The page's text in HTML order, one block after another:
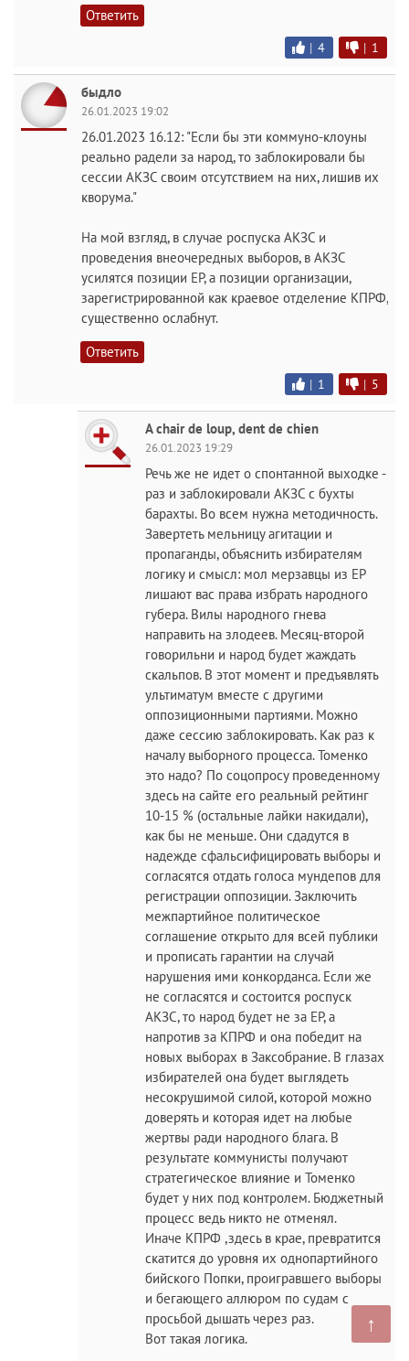
Ответить
| 4 | 1
быдло
26.01.2023 19:02
26.01.2023 16.12: "Если бы эти коммуно-клоуны
реально радели за народ, то заблокировали бы
сессии АКЗС своим отсутствием на них, лишив их
кворума."
На мой взгляд, в случае роспуска АКЗС и
проведения внеочередных выборов, в АКЗС
усилятся позиции ЕР, а позиции организации,
зарегистрированной как краевое отделение КПРФ,
существенно ослабнут.
Ответить
| 1 | 5
A chair de loup, dent de chien
26.01.2023 19:29
Речь же не идет о спонтанной выходке -
раз и заблокировали АКЗС с бухты
барахты. Во всем нужна методичность.
Завертеть мельницу агитации и
пропаганды, объяснить избирателям
логику и смысл: мол мерзавцы из ЕР
лишают вас права избрать народного
губера. Вилы народного гнева
направить на злодеев. Месяц-второй
говорильни и народ будет жаждать
скальпов. В этот момент и предъявлять
ультиматум вместе с другими
оппозиционными партиями. Можно
даже сессию заблокировать. Как раз к
началу выборного процесса. Томенко
это надо? По соцопросу проведенному
здесь на сайте его реальный рейтинг
10-15 % (остальные лайки накидали),
как бы не меньше. Они сдадутся в
надежде сфальсифицировать выборы и
согласятся отдать голоса мундепов для
регистрации оппозиции. Заключить
межпартийное политическое
соглашение открыто для всей публики
и прописать гарантии на случай
нарушения ими конкорданса. Если же
не согласятся и состоится роспуск
АКЗС, то народ будет не за ЕР, а
напротив за КПРФ и она победит на
новых выборах в Заксобрание. В глазах
избирателей она будет выглядеть
несокрушимой силой, которой можно
доверять и которая идет на любые
жертвы ради народного блага. В
результате коммунисты получают
стратегическое влияние и Томенко
будет у них под контролем. Бюджетный
процесс ведь никто не отменял.
Иначе КПРФ ,здесь в крае, превратится
скатится до уровня их однопартийного
бийского Попки, проигравшего выборы
и бегающего аллюром по судам с
просьбой дышать через раз.
Вот такая логика.
↑